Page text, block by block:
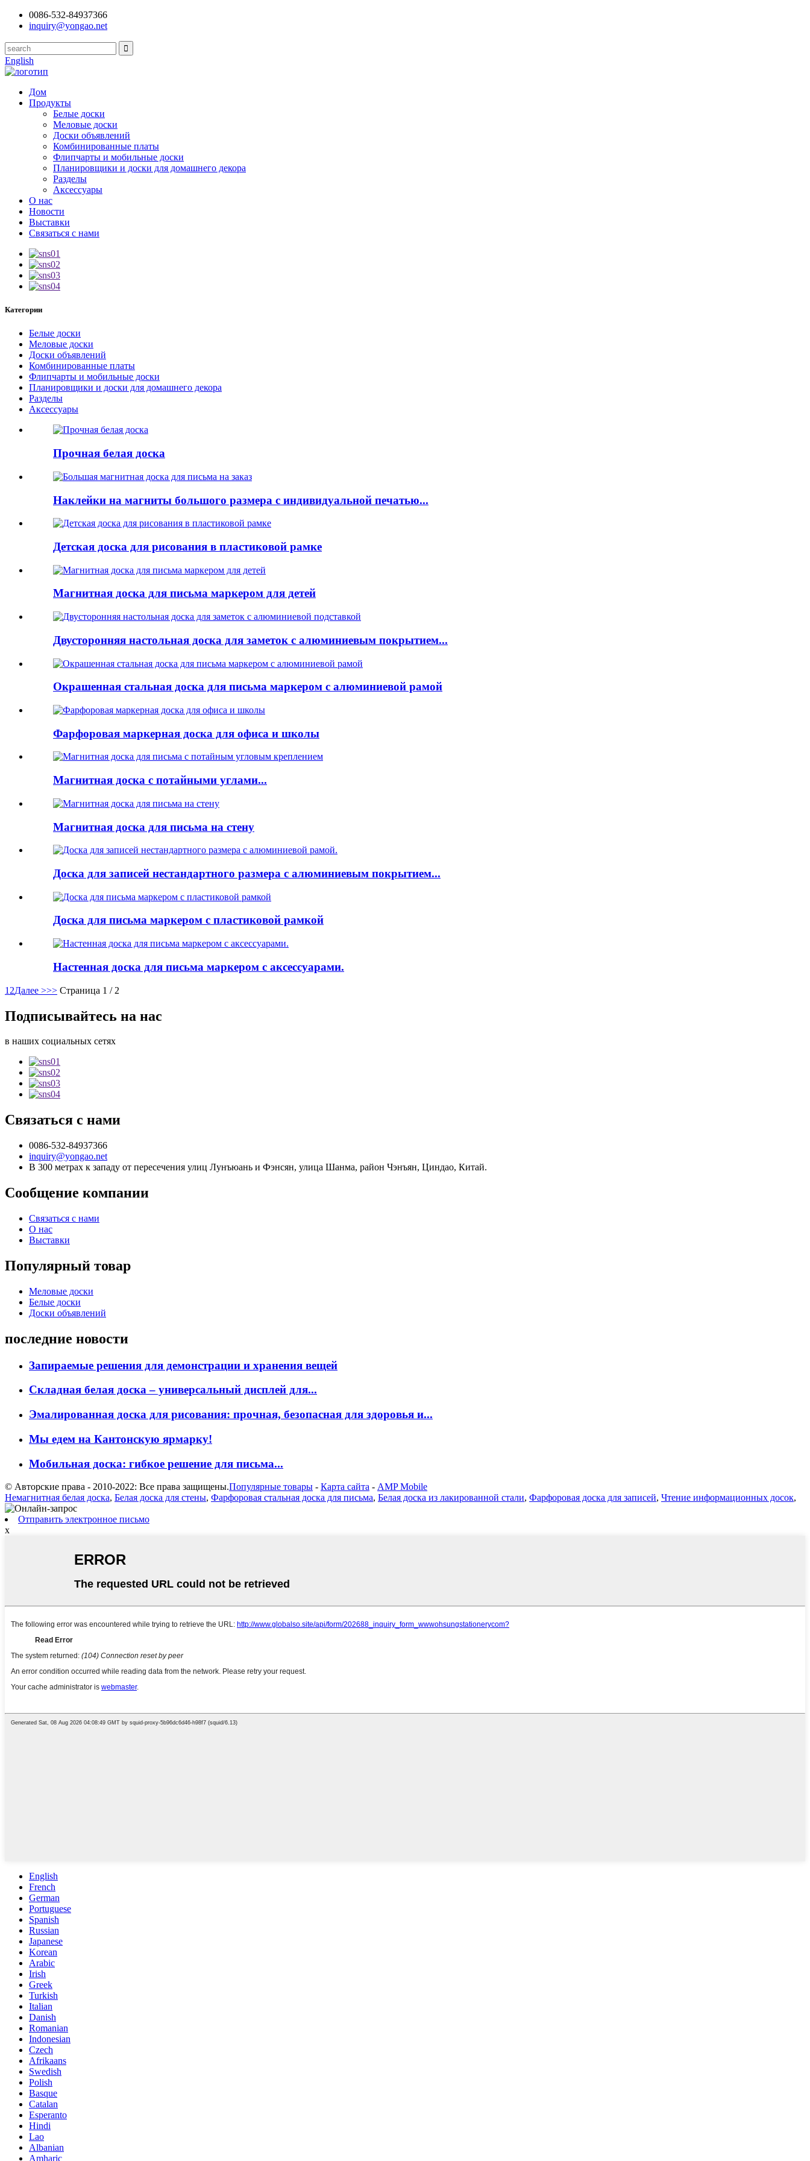
0086-532-84937366
inquiry@yongao.net
English
Дом
Продукты
Белые доски
Меловые доски
Доски объявлений
Комбинированные платы
Флипчарты и мобильные доски
Планировщики и доски для домашнего декора
Разделы
Аксессуары
О нас
Новости
Выставки
Связаться с нами
Категории
Белые доски
Меловые доски
Доски объявлений
Комбинированные платы
Флипчарты и мобильные доски
Планировщики и доски для домашнего декора
Разделы
Аксессуары
Прочная белая доска
Наклейки на магниты большого размера с индивидуальной печатью...
Детская доска для рисования в пластиковой рамке
Магнитная доска для письма маркером для детей
Двусторонняя настольная доска для заметок с алюминиевым покрытием...
Окрашенная стальная доска для письма маркером с алюминиевой рамой
Фарфоровая маркерная доска для офиса и школы
Магнитная доска с потайными углами...
Магнитная доска для письма на стену
Доска для записей нестандартного размера с алюминиевым покрытием...
Доска для письма маркером с пластиковой рамкой
Настенная доска для письма маркером с аксессуарами.
1 2Далее >>> Страница 1 / 2
Подписывайтесь на нас
в наших социальных сетях
Связаться с нами
0086-532-84937366
inquiry@yongao.net
В 300 метрах к западу от пересечения улиц Лунъюань и Фэнсян, улица Шанма, район Чэнъян, Циндао, Китай.
Сообщение компании
Связаться с нами
О нас
Выставки
Популярный товар
Меловые доски
Белые доски
Доски объявлений
последние новости
Запираемые решения для демонстрации и хранения вещей
Складная белая доска – универсальный дисплей для...
Эмалированная доска для рисования: прочная, безопасная для здоровья и...
Мы едем на Кантонскую ярмарку!
Мобильная доска: гибкое решение для письма...
© Авторские права - 2010-2022: Все права защищены.Популярные товары - Карта сайта - AMP Mobile
Немагнитная белая доска, Белая доска для стены, Фарфоровая стальная доска для письма, Белая доска из лакированной стали, Фарфоровая доска для записей, Чтение информационных досок,
Отправить электронное письмо
x
English
French
German
Portuguese
Spanish
Russian
Japanese
Korean
Arabic
Irish
Greek
Turkish
Italian
Danish
Romanian
Indonesian
Czech
Afrikaans
Swedish
Polish
Basque
Catalan
Esperanto
Hindi
Lao
Albanian
Amharic